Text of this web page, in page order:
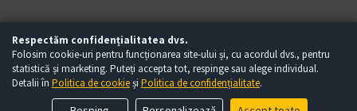
Copyright © Baumag.ro 2026 - Toate drepturile rezervate
Respectăm confidențialitatea dvs.
Folosim cookie-uri pentru funcționarea site-ului și, cu acordul dvs., pentru
statistică și marketing. Puteți accepta tot, respinge sau alege individual.
Detalii în Politica de cookieși Politica de confidențialitate.
Te ajutăm ?